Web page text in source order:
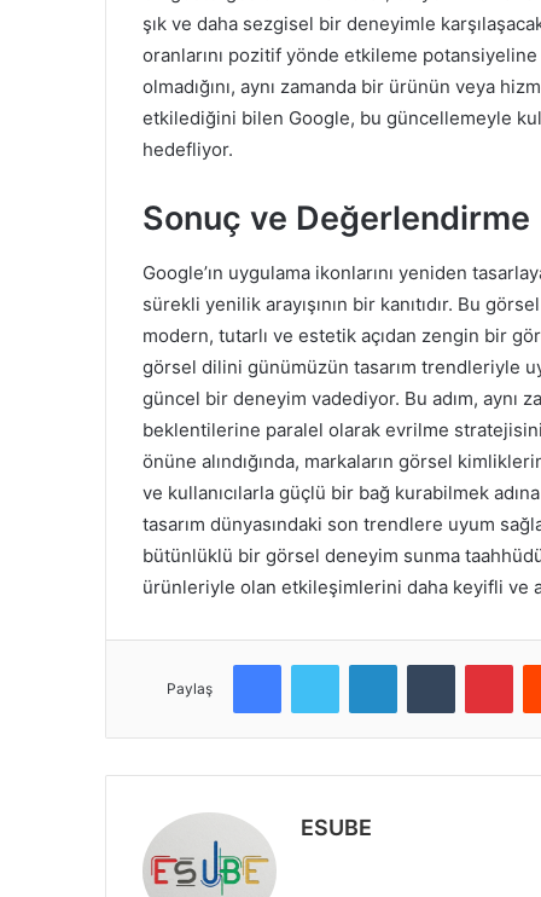
şık ve daha sezgisel bir deneyimle
oranlarını pozitif yönde etkileme
olmadığını, aynı zamanda bir ürünün veya
etkilediğini bilen Google, bu güncellemeyle
hedefliyor.
Sonuç ve Değerlendirme
Google’ın uygulama ikonlarını yeniden
sürekli yenilik arayışının bir kanıtıdır. Bu
modern, tutarlı ve estetik açıdan zengin bir
görsel dilini günümüzün tasarım trendleriyle
güncel bir deneyim vadediyor. Bu adım, aynı
beklentilerine paralel olarak evrilme
önüne alındığında, markaların görsel
ve kullanıcılarla güçlü bir bağ kurabilmek
tasarım dünyasındaki son trendlere uyum
bütünlüklü bir görsel deneyim sunma
ürünleriyle olan etkileşimlerini daha keyifli ve
Paylaş
ESUBE